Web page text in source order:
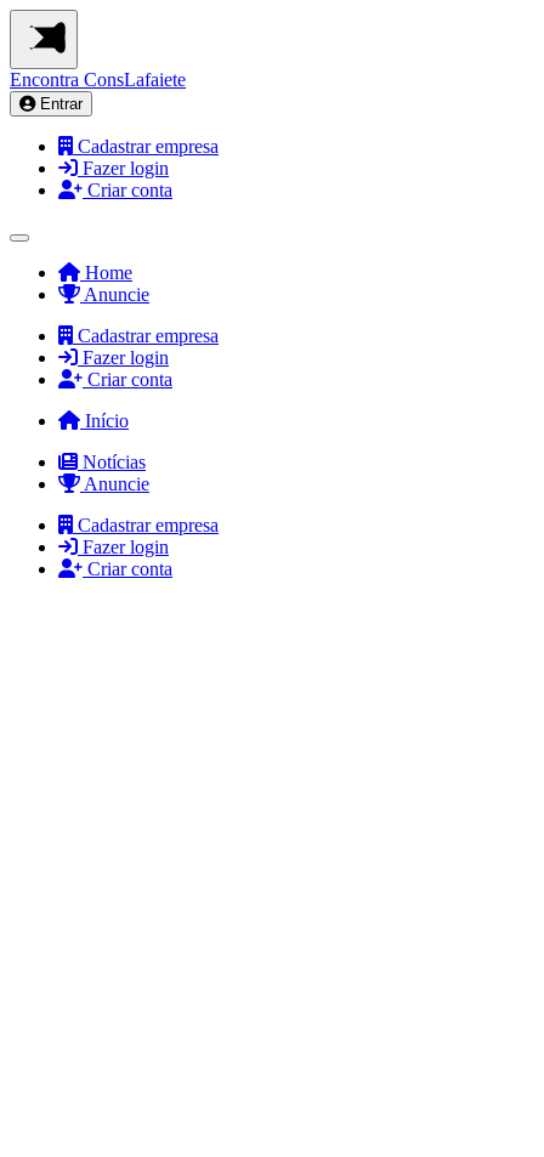
Encontra ConsLafaiete
Entrar
Cadastrar empresa
Fazer login
Criar conta
Home
Anuncie
Cadastrar empresa
Fazer login
Criar conta
Início
Notícias
Anuncie
Cadastrar empresa
Fazer login
Criar conta